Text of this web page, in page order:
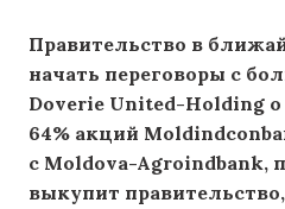
Правительство в
начать переговоры с
Doverie United-Holding
64% акций
с Moldova-Agroindbank,
выкупит